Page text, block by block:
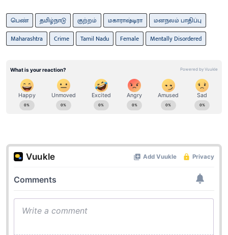
பெண் தமிழ்நாடு குற்றம் மகாராஷ்டிரா
மனநலம் பாதிப்பு
Maharashtra
Crime Tamil Nadu Female Mentally Disordered